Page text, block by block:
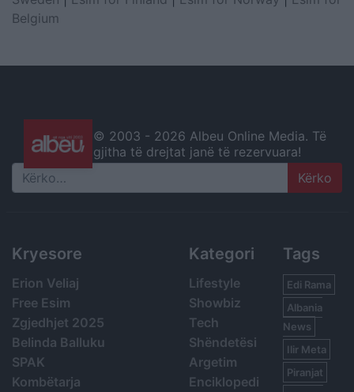
Belgium
© 2003 - 2026 Albeu Online Media. Të
gjitha të drejtat janë të rezervuara!
Search
Kryesore
Erion Veliaj
Free Esim
Zgjedhjet 2025
Belinda Balluku
SPAK
Kombëtarja
Kategori
Lifestyle
Showbiz
Tech
Shëndetësi
Argetim
Enciklopedi
Tags
Edi Rama
Albania
News
Ilir Meta
Piranjat